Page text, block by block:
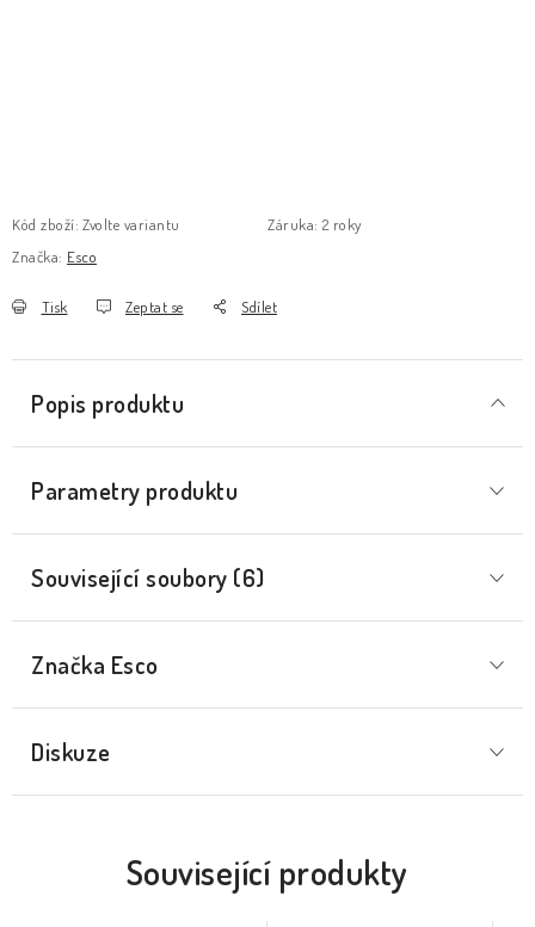
Kód zboží: Zvolte variantu Záruka: 2 roky
Značka: Esco
Tisk Zeptat se Sdílet
Popis produktu
Parametry produktu
Související soubory (6)
Značka Esco
Diskuze
Související produkty